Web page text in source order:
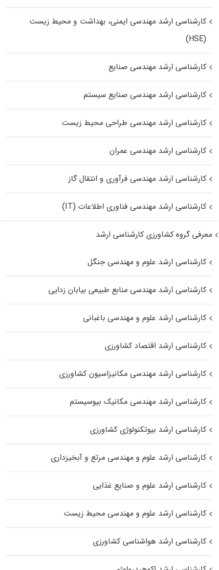
کارشناسی ارشد مهندسی ایمنی، بهداشت و محیط زیست
(HSE)
کارشناسی ارشد مهندسی صنایع
کارشناسی ارشد مهندسی صنایع سیستم
کارشناسی ارشد مهندسی طراحی محیط زیست
کارشناسی ارشد مهندسی عمران
کارشناسی ارشد مهندسی فرآوری و انتقال گاز
کارشناسی ارشد مهندسی فناوری اطلاعات (IT)
معرفی گروه کشاورزی کارشناسی ارشد
کارشناسی ارشد علوم و مهندسی جنگل
کارشناسی ارشد مهندسی منابع طبیعی بیابان زدایی
کارشناسی ارشد علوم و مهندسی باغبانی
کارشناسی ارشد اقتصاد کشاورزی
کارشناسی ارشد مهندسی مکانیزاسیون کشاورزی
کارشناسی ارشد مهندسی مکانیک بیوسیستم
کارشناسی ارشد بیوتکنولوژی کشاورزی
کارشناسی ارشد علوم و مهندسی مرتع و آبخیزداری
کارشناسی ارشد علوم و صنایع غذایی
کارشناسی ارشد علوم و مهندسی محیط زیست
کارشناسی ارشد هواشناسی کشاورزی